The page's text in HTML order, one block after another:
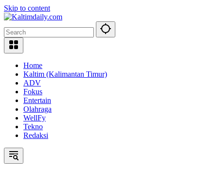
Skip to content
Home
Kaltim (Kalimantan Timur)
ADV
Fokus
Entertain
Olahraga
WellFy
Tekno
Redaksi